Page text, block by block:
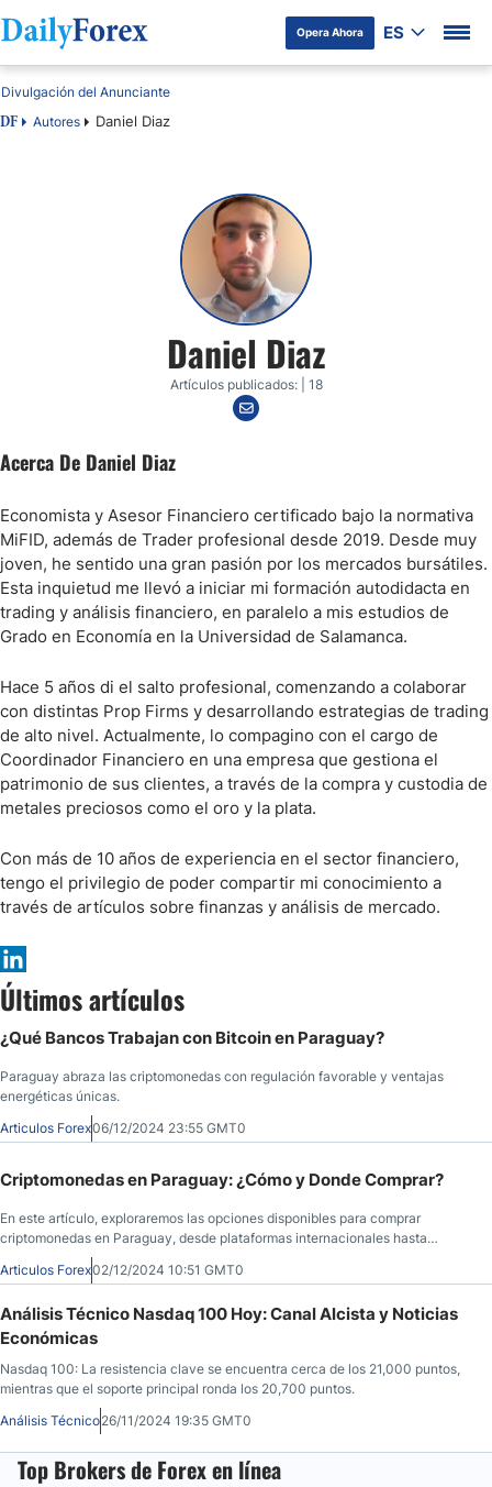
Opera Ahora ES
DF Autores Daniel Diaz
Divulgación del Anunciante
Daniel Diaz
Artículos publicados: | 18
Acerca De Daniel Diaz
Economista y Asesor Financiero certificado bajo la normativa
MiFID, además de Trader profesional desde 2019. Desde muy
joven, he sentido una gran pasión por los mercados bursátiles.
Esta inquietud me llevó a iniciar mi formación autodidacta en
trading y análisis financiero, en paralelo a mis estudios de
Grado en Economía en la Universidad de Salamanca.
Hace 5 años di el salto profesional, comenzando a colaborar
con distintas Prop Firms y desarrollando estrategias de trading
de alto nivel. Actualmente, lo compagino con el cargo de
Coordinador Financiero en una empresa que gestiona el
patrimonio de sus clientes, a través de la compra y custodia de
metales preciosos como el oro y la plata.
Con más de 10 años de experiencia en el sector financiero,
tengo el privilegio de poder compartir mi conocimiento a
través de artículos sobre finanzas y análisis de mercado.
Últimos artículos
¿Qué Bancos Trabajan con Bitcoin en Paraguay?
Paraguay abraza las criptomonedas con regulación favorable y ventajas
energéticas únicas.
Articulos Forex06/12/2024 23:55 GMT0
Criptomonedas en Paraguay: ¿Cómo y Donde Comprar?
En este artículo, exploraremos las opciones disponibles para comprar
criptomonedas en Paraguay, desde plataformas internacionales hasta
soluciones locales. Además, analizaremos los pasos a seguir, los factores
clave a considerar y responderemos las preguntas más frecuentes sobre este
este apasionante mercado.
Articulos Forex02/12/2024 10:51 GMT0
Análisis Técnico Nasdaq 100 Hoy: Canal Alcista y Noticias
Económicas
Nasdaq 100: La resistencia clave se encuentra cerca de los 21,000 puntos,
mientras que el soporte principal ronda los 20,700 puntos.
Análisis Técnico26/11/2024 19:35 GMT0
Top Brokers de Forex en línea